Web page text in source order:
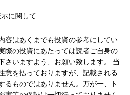
に関して
容はあくまでも投資の参考にしてい
際の投資にあたっては読者ご自身の
さいますよう、お願い致します。 当
意を払っておりますが、記載される
るものではありません。万が一、ト